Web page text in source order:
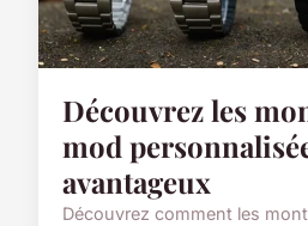
Découvrez les
mod
avantageux
Découvrez comment les